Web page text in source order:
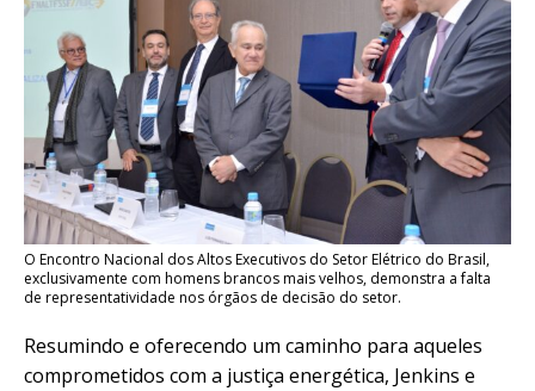
O Encontro Nacional dos Altos Executivos do Setor Elétrico do Brasil,
exclusivamente com homens brancos mais velhos, demonstra a falta
de representatividade nos órgãos de decisão do setor.
Resumindo e oferecendo um caminho para aqueles
comprometidos com a justiça energética, Jenkins e